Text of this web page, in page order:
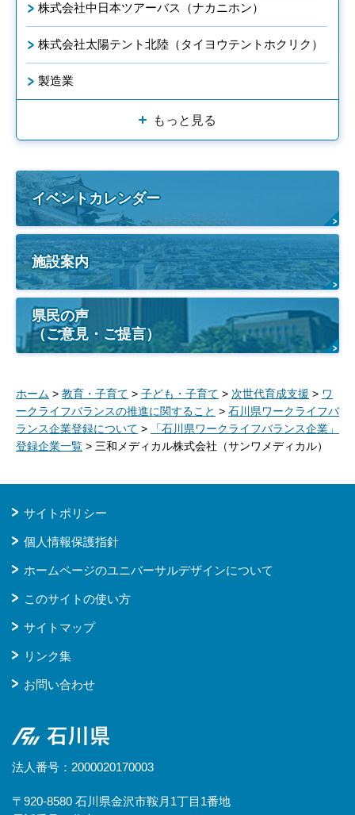
株式会社中日本ツアーバス（ナカニホン）
株式会社太陽テント北陸（タイヨウテントホクリク）
製造業
もっと見る
イベントカレンダー
施設案内
県民の声
（ご意見・ご提言）
ホーム > 教育・子育て > 子ども・子育て > 次世代育成支援 > ワ
ークライフバランスの推進に関すること > 石川県ワークライフバ
ランス企業登録について >
「石川県ワークライフバランス企業」
登録企業一覧 > 三和メディカル株式会社（サンワメディカル）
サイトポリシー
個人情報保護指針
ホームページのユニバーサルデザインについて
このサイトの使い方
サイトマップ
リンク集
お問い合わせ
石川県
法人番号：2000020170003
〒920-8580 石川県金沢市鞍月1丁目1番地